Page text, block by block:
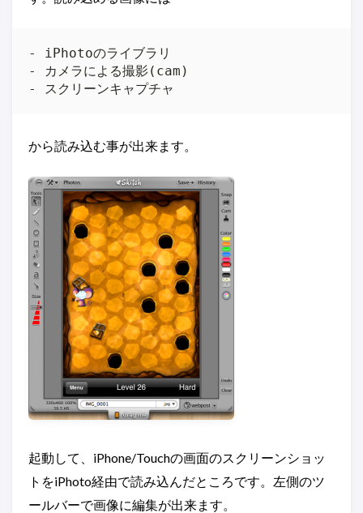
- iPhotoのライブラリ
- カメラによる撮影(cam)
から読み込む事が出来ます。
起動して、iPhone/Touchの画面のスクリーンショッ
トをiPhoto経由で読み込んだところです。左側のツ
ールバーで画像に編集が出来ます。